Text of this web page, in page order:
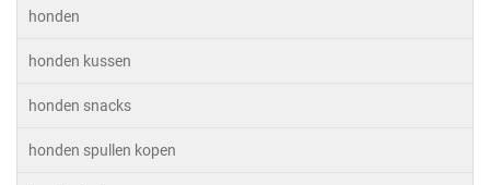
honden
honden kussen
honden snacks
honden spullen kopen